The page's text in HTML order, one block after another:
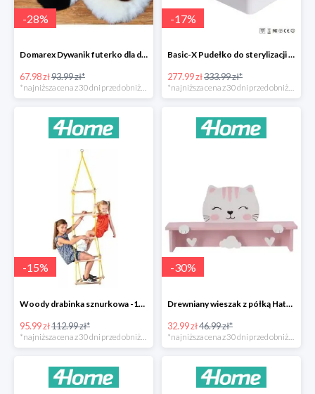
-28%
Domarex Dywanik futerko dla dzieci Pies czarno-biały -28%
67.98 zł93.99 zł*
*najniższa cena z 30 dni przed obniżką
-17%
Basic-X Pudełko do sterylizacji z ozonem -17%
277.99 zł333.99 zł*
*najniższa cena z 30 dni przed obniżką
-15%
Woody drabinka sznurkowa -15%
95.99 zł112.99 zł*
-30%
Drewniany wieszak z półką Hatu, kot -30%
32.99 zł46.99 zł*